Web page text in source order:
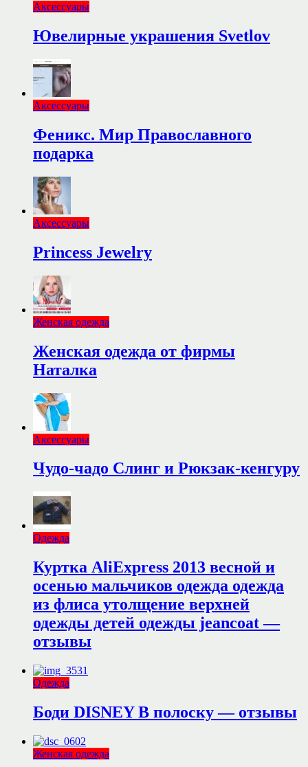
Аксессуары
Ювелирные украшения Svetlov
Аксессуары
Феникс. Мир Православного
подарка
Аксессуары
Princess Jewelry
Женская одежда
Женская одежда от фирмы
Наталка
Аксессуары
Чудо-чадо Слинг и Рюкзак-кенгуру
Одежда
Куртка AliExpress 2013 весной и
осенью мальчиков одежда одежда
из флиса утолщение верхней
одежды детей одежды jeancoat —
отзывы
Одежда
Боди DISNEY В полоску — отзывы
Женская одежда